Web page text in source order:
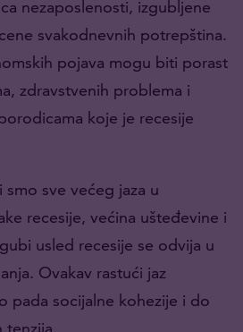
nezaposlenosti, izgubljene
svakodnevnih potrepština.
pojava mogu biti porast
zdravstvenih problema i
koje je recesije
sve većeg jaza u
recesije, većina ušteđevine i
usled recesije se odvija u
Ovakav rastući jaz
pada socijalne kohezije i do